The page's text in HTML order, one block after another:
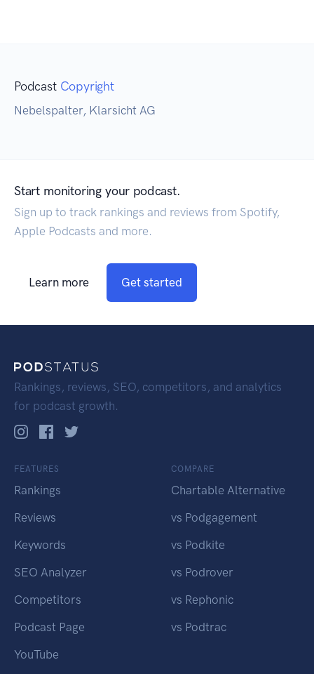
Podcast Copyright
Nebelspalter, Klarsicht AG
Start monitoring your podcast.
Sign up to track rankings and reviews from Spotify,
Apple Podcasts and more.
Learn more Get started
Rankings, reviews, SEO, competitors, and analytics
for podcast growth.
FEATURES
Rankings
Reviews
Keywords
SEO Analyzer
Competitors
Podcast Page
YouTube
COMPARE
Chartable Alternative
vs Podgagement
vs Podkite
vs Podrover
vs Rephonic
vs Podtrac